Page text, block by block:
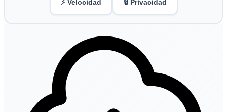
⚡ Velocidad 🔒 Privacidad